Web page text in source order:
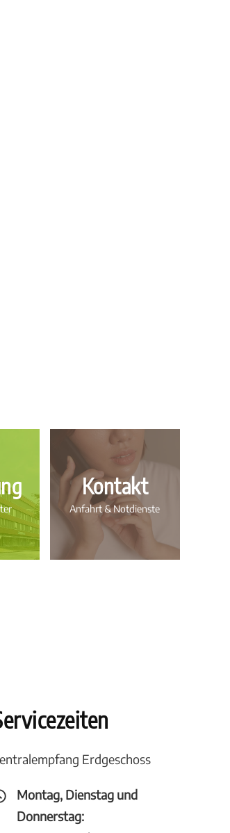
Kontakt
Anfahrt & Notdienste
Erdgeschoss
Montag, Dienstag und
Donnerstag: